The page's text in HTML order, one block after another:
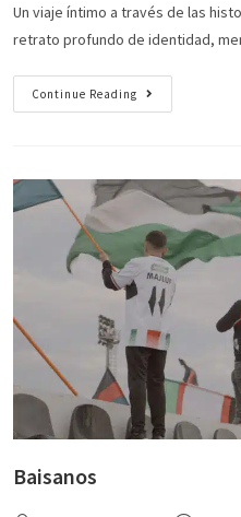
Un viaje íntimo a través de las
retrato profundo de identidad,
Continue Reading
Baisanos